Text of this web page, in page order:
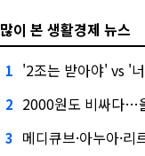
많이 본 생활경제 뉴스
1 '2조는 받아야' vs '너무
2 2000원도 비싸다…올리브영
3 메디큐브·아누아·리르